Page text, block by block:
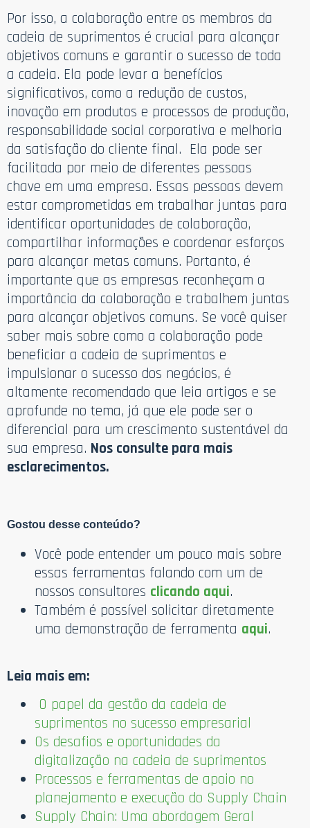
Por isso, a colaboração entre os membros da
cadeia de suprimentos é crucial para alcançar
objetivos comuns e garantir o sucesso de toda
a cadeia. Ela pode levar a benefícios
significativos, como a redução de custos,
inovação em produtos e processos de produção,
responsabilidade social corporativa e melhoria
da satisfação do cliente final. Ela pode ser
facilitada por meio de diferentes pessoas
chave em uma empresa. Essas pessoas devem
estar comprometidas em trabalhar juntas para
identificar oportunidades de colaboração,
compartilhar informações e coordenar esforços
para alcançar metas comuns. Portanto, é
importante que as empresas reconheçam a
importância da colaboração e trabalhem juntas
para alcançar objetivos comuns. Se você quiser
saber mais sobre como a colaboração pode
beneficiar a cadeia de suprimentos e
impulsionar o sucesso dos negócios, é
altamente recomendado que leia artigos e se
aprofunde no tema, já que ele pode ser o
diferencial para um crescimento sustentável da
sua empresa. Nos consulte para mais
esclarecimentos.
Gostou desse conteúdo?
Você pode entender um pouco mais sobre
essas ferramentas falando com um de
nossos consultores clicando aqui.
Também é possível solicitar diretamente
uma demonstração de ferramenta aqui.
Leia mais em:
O papel da gestão da cadeia de
suprimentos no sucesso empresarial
Os desafios e oportunidades da
digitalização na cadeia de suprimentos
Processos e ferramentas de apoio no
planejamento e execução do Supply Chain
Supply Chain: Uma abordagem Geral